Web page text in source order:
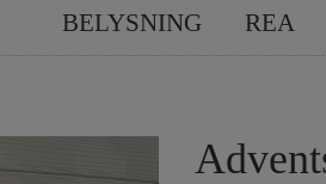
BELYSNING
REA